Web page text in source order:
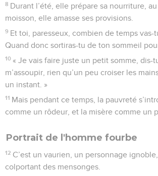
8 Durant l’été, elle prépare sa nourriture,
moisson, elle amasse ses provisions.
9 Et toi, paresseux, combien de temps vas-
Quand donc sortiras-tu de ton sommeil
10 « Je vais faire juste un petit somme, dis-
m’assoupir, rien qu’un peu croiser les
un instant. »
11 Mais pendant ce temps, la pauvreté
comme un rôdeur, et la misère comme un
Portrait de l'homme fourbe
12 C’est un vaurien, un personnage
colportant des mensonges.